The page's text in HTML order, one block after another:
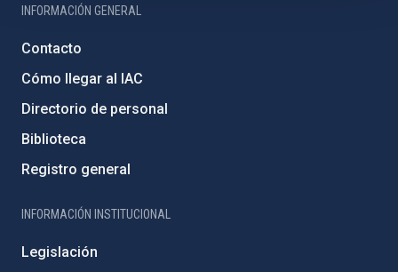
INFORMACIÓN GENERAL
Contacto
Cómo llegar al IAC
Directorio de personal
Biblioteca
Registro general
INFORMACIÓN INSTITUCIONAL
Legislación